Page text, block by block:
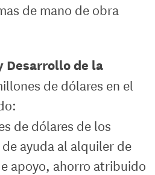
de mano de obra
Desarrollo de la
de dólares en el
de dólares de los
ayuda al alquiler de
apoyo, ahorro atribuido